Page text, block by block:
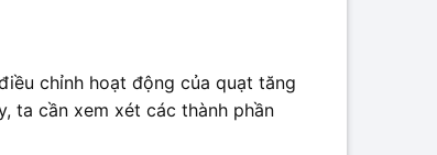
chỉnh hoạt động của quạt tăng
ta cần xem xét các thành phần